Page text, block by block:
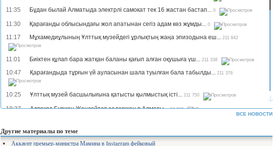
11:35 Бұдан былай Алматыда электрлі самокат тек 16 жастан бастап... 0
11:30 Қарағанды облысындағы жол апатынан сегіз адам көз жұмды... 0
11:17 Мұхамедиұлының Ұлттық музейдегі ұрлықтың жаңа эпизодына еш... 211 842
11:01 Биіктен құлап бара жатқан баланы қағып алған оқушыға үш... 211 338
10:47 Қарағандыда тұрғын үй ауласынан шала туылған бала табылды... 211 376
10:25 Ұлттық музей басшылығына қатысты қылмыстық істі... 211 750
18:37 Адвокат Бурхан Жансейтов задержан в Алматы... 13 299
17:13 Тарифы на комуслуги изменятся в Казахстане... 12 641
ВСЕ НОВОСТИ
Другие материалы по теме
Аккаунт премьер-министра Мамина в Instagram фейковый